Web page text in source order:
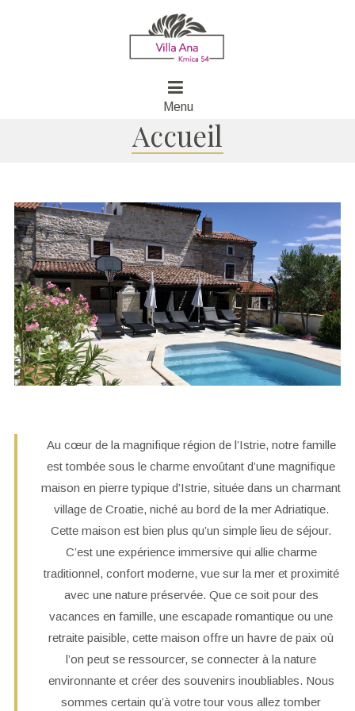
Menu
Accueil
Au cœur de la magnifique région de l’Istrie, notre famille
est tombée sous le charme envoûtant d’une magnifique
maison en pierre typique d’Istrie, située dans un charmant
village de Croatie, niché au bord de la mer Adriatique.
Cette maison est bien plus qu’un simple lieu de séjour.
C’est une expérience immersive qui allie charme
traditionnel, confort moderne, vue sur la mer et proximité
avec une nature préservée. Que ce soit pour des
vacances en famille, une escapade romantique ou une
retraite paisible, cette maison offre un havre de paix où
l’on peut se ressourcer, se connecter à la nature
environnante et créer des souvenirs inoubliables. Nous
sommes certain qu’à votre tour vous allez tomber